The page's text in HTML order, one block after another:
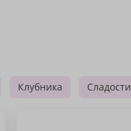
Клубника Сладости